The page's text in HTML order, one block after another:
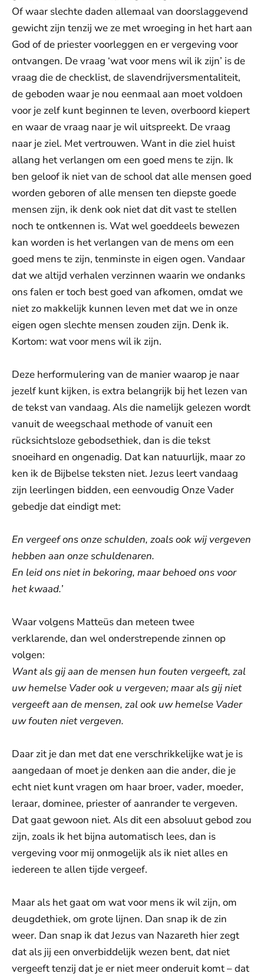
Of waar slechte daden allemaal van doorslaggevend
gewicht zijn tenzij we ze met wroeging in het hart aan
God of de priester voorleggen en er vergeving voor
ontvangen. De vraag ‘wat voor mens wil ik zijn’ is de
vraag die de checklist, de slavendrijversmentaliteit,
de geboden waar je nou eenmaal aan moet voldoen
voor je zelf kunt beginnen te leven, overboord kiepert
en waar de vraag naar je wil uitspreekt. De vraag
naar je ziel. Met vertrouwen. Want in die ziel huist
allang het verlangen om een goed mens te zijn. Ik
ben geloof ik niet van de school dat alle mensen goed
worden geboren of alle mensen ten diepste goede
mensen zijn, ik denk ook niet dat dit vast te stellen
noch te ontkennen is. Wat wel goeddeels bewezen
kan worden is het verlangen van de mens om een
goed mens te zijn, tenminste in eigen ogen. Vandaar
dat we altijd verhalen verzinnen waarin we ondanks
ons falen er toch best goed van afkomen, omdat we
niet zo makkelijk kunnen leven met dat we in onze
eigen ogen slechte mensen zouden zijn. Denk ik.
Kortom: wat voor mens wil ik zijn.
Deze herformulering van de manier waarop je naar
jezelf kunt kijken, is extra belangrijk bij het lezen van
de tekst van vandaag. Als die namelijk gelezen wordt
vanuit de weegschaal methode of vanuit een
rücksichtsloze gebodsethiek, dan is die tekst
snoeihard en ongenadig. Dat kan natuurlijk, maar zo
ken ik de Bijbelse teksten niet. Jezus leert vandaag
zijn leerlingen bidden, een eenvoudig Onze Vader
gebedje dat eindigt met:
En vergeef ons onze schulden, zoals ook wij vergeven
hebben aan onze schuldenaren.
En leid ons niet in bekoring, maar behoed ons voor
het kwaad.’
Waar volgens Matteüs dan meteen twee
verklarende, dan wel onderstrepende zinnen op
volgen:
Want als gij aan de mensen hun fouten vergeeft, zal
uw hemelse Vader ook u vergeven; maar als gij niet
vergeeft aan de mensen, zal ook uw hemelse Vader
uw fouten niet vergeven.
Daar zit je dan met dat ene verschrikkelijke wat je is
aangedaan of moet je denken aan die ander, die je
echt niet kunt vragen om haar broer, vader, moeder,
leraar, dominee, priester of aanrander te vergeven.
Dat gaat gewoon niet. Als dit een absoluut gebod zou
zijn, zoals ik het bijna automatisch lees, dan is
vergeving voor mij onmogelijk als ik niet alles en
iedereen te allen tijde vergeef.
Maar als het gaat om wat voor mens ik wil zijn, om
deugdethiek, om grote lijnen. Dan snap ik de zin
weer. Dan snap ik dat Jezus van Nazareth hier zegt
dat als jij een onverbiddelijk wezen bent, dat niet
vergeeft tenzij dat je er niet meer onderuit komt – dat